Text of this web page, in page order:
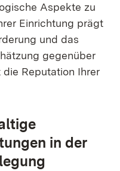
Aspekte zu
Einrichtung prägt
und das
gegenüber
Reputation Ihrer
in der